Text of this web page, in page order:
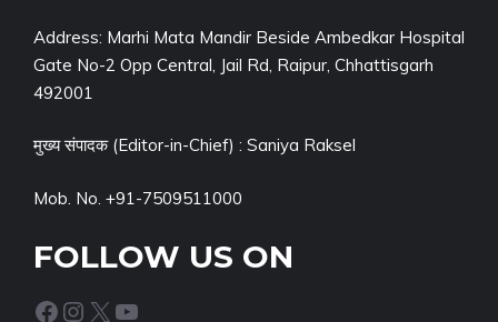
Address: Marhi Mata Mandir Beside Ambedkar Hospital
Gate No-2 Opp Central, Jail Rd, Raipur, Chhattisgarh
492001
मुख्य संपादक (Editor-in-Chief) : Saniya Raksel
Mob. No. +91-7509511000
FOLLOW US ON
Facebook Instagram X YouTube